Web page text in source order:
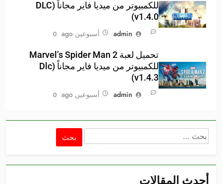
للكمبيوتر من ميديا فاير مجاناً (DLC
v1.4.0)
admin
أسبوعين ago 0
تحميل لعبة Marvel’s Spider Man 2
للكمبيوتر من ميديا فاير مجاناً (Dlc
v1.4.3)
admin
أسبوعين ago 0
البحث
أحدث المقالات